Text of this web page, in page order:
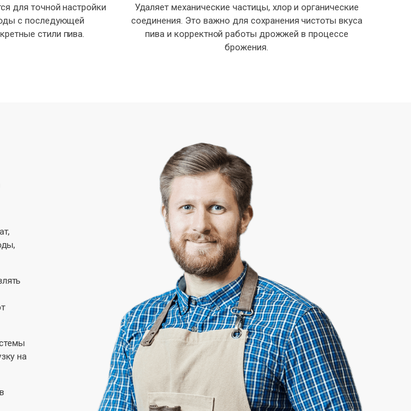
для точной настройки
с последующей
стили пива.
Удаляет механические частицы, хлор и органические
соединения. Это важно для сохранения чистоты вкуса
пива и корректной работы дрожжей в процессе
брожения.
на